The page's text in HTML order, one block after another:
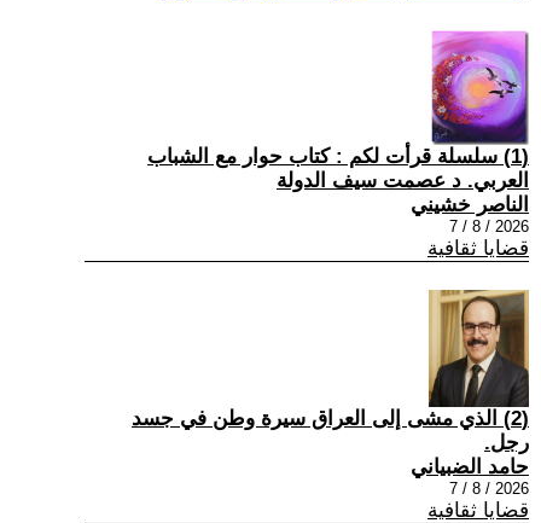
(1) سلسلة قرأت لكم : كتاب حوار مع الشباب
العربي. د عصمت سيف الدولة
الناصر خشيني
2026 / 8 / 7
قضايا ثقافية
(2) الذي مشى إلى العراق سيرة وطن في جسد
رجل.
حامد الضبياني
2026 / 8 / 7
قضايا ثقافية